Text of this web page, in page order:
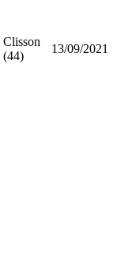
Clisson
(44)
13/09/2021